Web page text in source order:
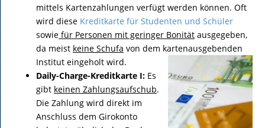
mittels Kartenzahlungen verfügt werden können. Oft
wird diese Kreditkarte für Studenten und Schüler
sowie für Personen mit geringer Bonität ausgegeben,
da meist keine Schufa von dem kartenausgebenden
Institut eingeholt wird.
Daily-Charge-Kreditkarte I: Es
gibt keinen Zahlungsaufschub.
Die Zahlung wird direkt im
Anschluss dem Girokonto